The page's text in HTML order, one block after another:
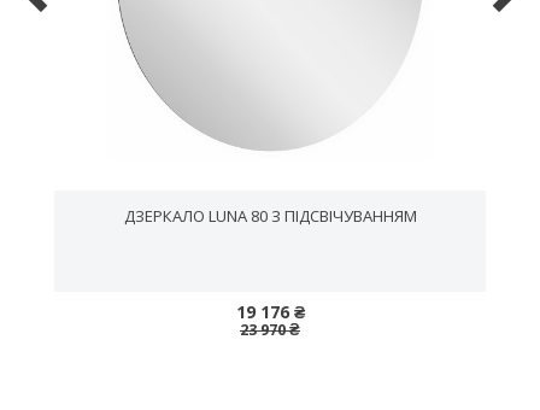
ДЗЕРКАЛО LUNA 80 З ПІДСВІЧУВАННЯМ
19 176 ₴
23 970 ₴